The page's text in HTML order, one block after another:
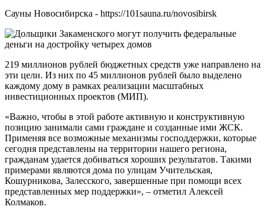
Сауны Новосибирска - https://101sauna.ru/novosibirsk
219 миллионов рублей бюджетных средств уже направлено на
эти цели. Из них по 45 миллионов рублей было выделено
каждому дому в рамках реализации масштабных
инвестиционных проектов (МИП).
«Важно, чтобы в этой работе активную и конструктивную
позицию занимали сами граждане и созданные ими ЖСК.
Применяя все возможные механизмы господдержки, которые
сегодня представлены на территории нашего региона,
гражданам удается добиваться хороших результатов. Такими
примерами являются дома по улицам Учительская,
Кошурникова, Залесского, завершенные при помощи всех
представленных мер поддержки», – отметил Алексей
Колмаков.